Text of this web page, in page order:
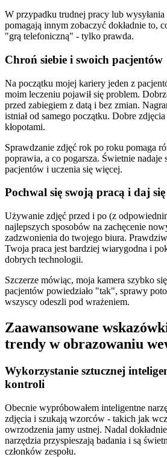
W przypadku trudnej pracy lub wysyłania
pomagają innym zobaczyć dokładnie to,
"grą telefoniczną" - tylko prawda.
Chroń siebie i swoich pacjentów
Na początku mojej kariery jeden z
moim leczeniu pojawił się problem.
przed zabiegiem z datą i bez zmian.
istniał od samego początku. Dobre
kłopotami.
Sprawdzanie zdjęć rok po roku pomaga
poprawia, a co pogarsza. Świetnie nadaje
pacjentów i uczenia się więcej.
Pochwal się swoją pracą i daj
Używanie zdjęć przed i po (z
najlepszych sposobów na zachęcenie
zadzwonienia do twojego biura.
Twoja praca jest bardziej wiarygodna i
dobrych technologii.
Szczerze mówiąc, moja kamera szybko
pacjentów powiedziało "tak", sprawy
wszyscy odeszli pod wrażeniem.
Zaawansowane
trendy w obrazowaniu
Wykorzystanie sztucznej
kontroli
Obecnie wypróbowałem inteligentne
zdjęcia i szukają wzorców - takich jak
owrzodzenia jamy ustnej. Nadal
narzędzia przyspieszają badania i są
członków zespołu.